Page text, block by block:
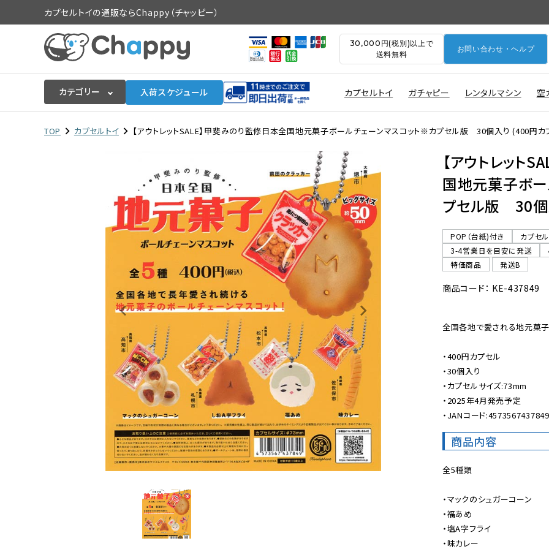
カプセルトイの通販ならChappy（チャッピー）
30,000円(税別)以上で
送料無料
お問い合わせ・ヘルプ
カテゴリー 入荷スケジュール カプセルトイ ガチャピー レンタルマシン 空
ログイン 会員登録
カプセルトイマシン本体
よくあるご質問
ご利用ガイド
06-6282-7659
TOP カプセルトイ 【アウトレットSALE】甲斐みのり監修日本全国地元菓子ボールチェーンマスコット※カプセル版 30個入り (400円カ
【アウトレット
国地元菓子ボ
プセル版 30個
POP（台紙)付き
カプセ
3-4営業日を目安に発送
特価商品
発送B
商品コード： KE-437849
全国各地で愛される地元菓
・400円カプセル
・30個入り
・カプセルサイズ:73mm
・2025年4月発売予定
・JANコード:4573567437849
商品内容
全5種類
・マックのシュガーコーン
・福あめ
・塩A字フライ
・味カレー